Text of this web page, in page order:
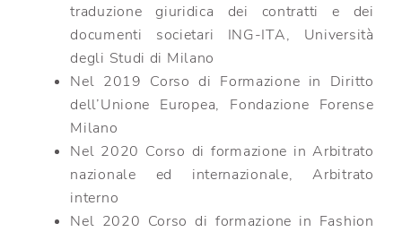
traduzione giuridica dei contratti e dei
documenti societari ING-ITA, Università
degli Studi di Milano
Nel 2019 Corso di Formazione in Diritto
dell’Unione Europea, Fondazione Forense
Milano
Nel 2020 Corso di formazione in Arbitrato
nazionale ed internazionale, Arbitrato
interno
Nel 2020 Corso di formazione in Fashion